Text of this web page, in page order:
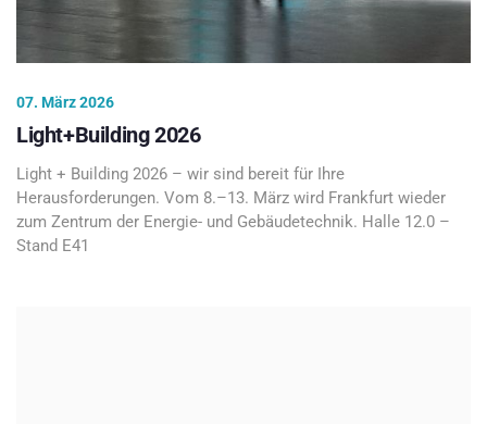
07. März 2026
Light+Building 2026
Light + Building 2026 – wir sind bereit für Ihre
Herausforderungen. Vom 8.–13. März wird Frankfurt wieder
zum Zentrum der Energie- und Gebäudetechnik. Halle 12.0 –
Stand E41